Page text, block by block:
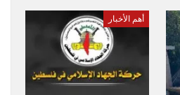
أهم الأخبار